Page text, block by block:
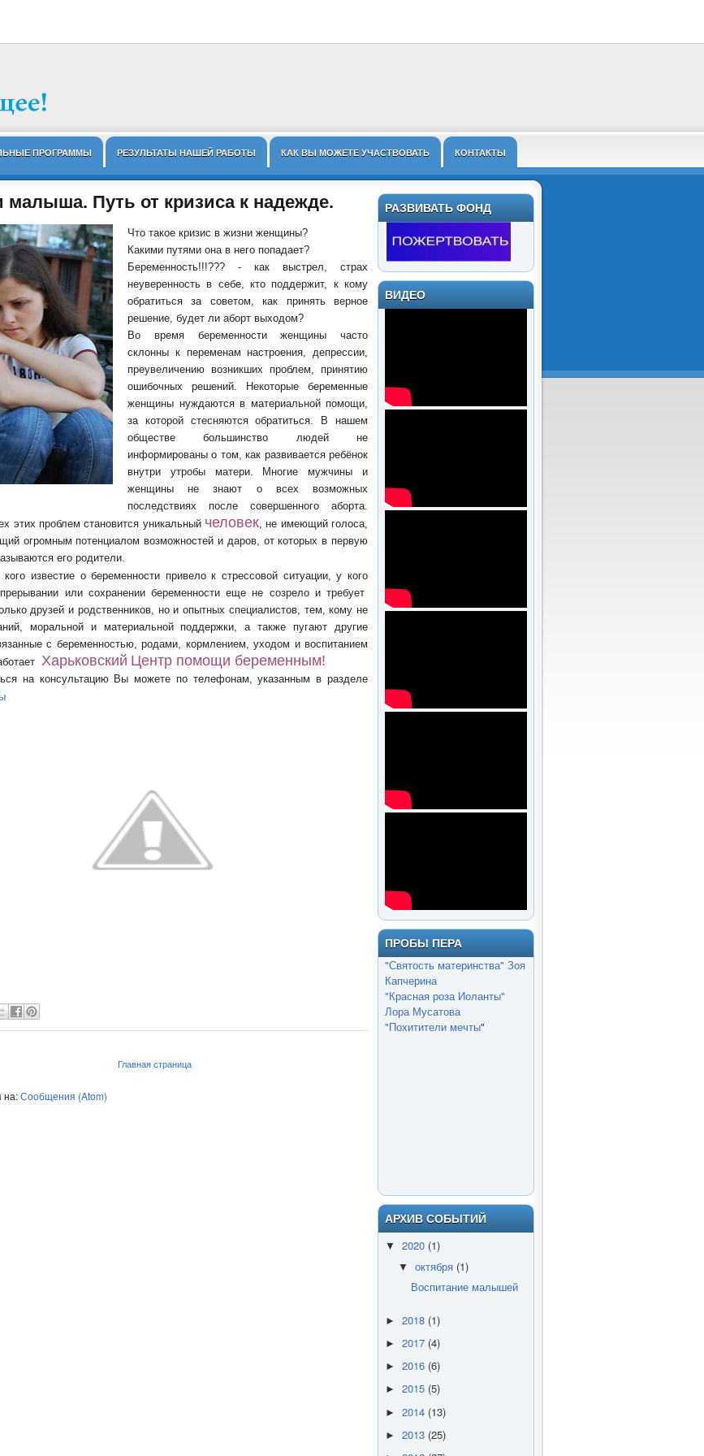
ПРОГРАММЫ РЕЗУЛЬТАТЫ НАШЕЙ РАБОТЫ КАК ВЫ МОЖЕТЕ УЧАСТВОВАТЬ КОНТАКТЫ
малыша. Путь от кризиса к надежде.
Что такое кризис в жизни женщины?
Какими путями она в него попадает?
Беременность!!!??? - как выстрел, страх
неуверенность в себе, кто поддержит, к кому
обратиться за советом, как принять верное
решение, будет ли аборт выходом?
Во время беременности женщины часто
склонны к переменам настроения, депрессии,
преувеличению возникших проблем, принятию
ошибочных решений. Некоторые беременные
женщины нуждаются в материальной помощи,
за которой стесняются обратиться. В нашем
обществе большинство людей не
информированы о том, как развивается ребёнок
внутри утробы матери. Многие мужчины и
женщины не знают о всех возможных
последствиях после совершенного аборта.
этих проблем становится уникальный человек, не имеющий голоса,
огромным потенциалом возможностей и даров, от которых в первую
его родители.
кого известие о беременности привело к стрессовой ситуации, у кого
или сохранении беременности еще не созрело и требует
друзей и родственников, но и опытных специалистов, тем, кому не
моральной и материальной поддержки, а также пугают другие
с беременностью, родами, кормлением, уходом и воспитанием
Харьковский Центр помощи беременным!
на консультацию Вы можете по телефонам, указанным в разделе
Главная страница
на:Сообщения (Atom)
РАЗВИВАТЬ ФОНД
ВИДЕО
ПРОБЫ ПЕРА
"Святость материнства" Зоя
Капчерина
"Красная роза Иоланты"
Лора Мусатова
"Похитители мечты"
АРХИВ СОБЫТИЙ
▼ 2020 (1)
▼ октября (1)
Воспитание малышей
► 2018 (1)
► 2017 (4)
► 2016 (6)
► 2015 (5)
► 2014 (13)
► 2013 (25)